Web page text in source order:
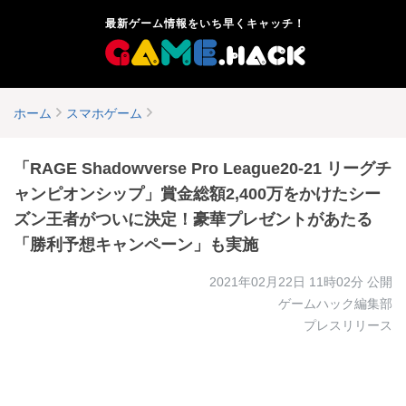
最新ゲーム情報をいち早くキャッチ！
ホーム スマホゲーム
「RAGE Shadowverse Pro League20-21 リーグチ
ャンピオンシップ」賞金総額2,400万をかけたシー
ズン王者がついに決定！豪華プレゼントがあたる
「勝利予想キャンペーン」も実施
2021年02月22日 11時02分 公開
ゲームハック編集部
プレスリリース